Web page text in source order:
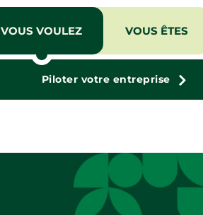
VOUS VOULEZ
Piloter votre entreprise
VOUS ÊTES